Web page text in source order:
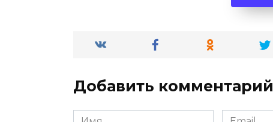
Добавить комментарий
Имя
Email